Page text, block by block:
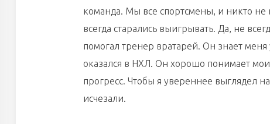
команда. Мы все спортсмены, и никто не
всегда старались выигрывать. Да, не
помогал тренер вратарей. Он знает
оказался в НХЛ. Он хорошо понимает
прогресс. Чтобы я увереннее выглядел
исчезали.